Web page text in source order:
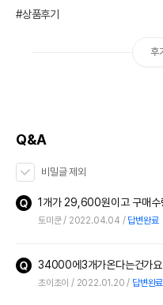
#상품후기
후
Q&A
비밀글 제외
토미쿤 2022.04.04 답변완료
34000에3개가온다는건가
초이초이 2022.01.20 답변완료